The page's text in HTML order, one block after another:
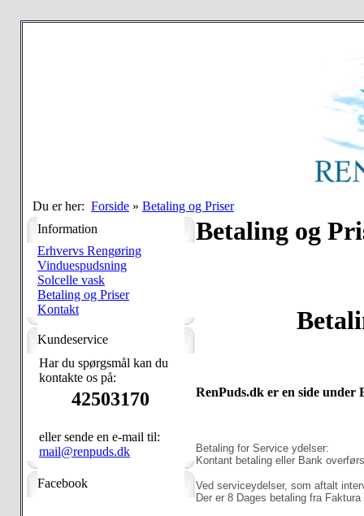
Du er her: Forside » Betaling og Priser
Information
Erhvervs Rengøring
Vinduespudsning
Solcelle vask
Betaling og Priser
Kontakt
Kundeservice
Har du spørgsmål kan du
kontakte os på:
42503170
eller sende en e-mail til:
mail@renpuds.dk
Facebook
Betaling og
RenPuds.dk er en side
Betaling for Service ydelser:
Kontant betaling eller Bank
Ved serviceydelser, som aftalt
Der er 8 Dages betaling fra Faktura